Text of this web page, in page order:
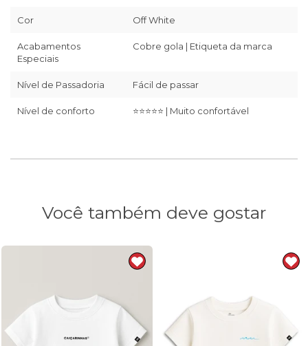
Cor Off White
Acabamentos
Especiais
Cobre gola | Etiqueta da marca
Nível de Passadoria Fácil de passar
Nível de conforto ⭐⭐⭐⭐⭐ | Muito confortável
Você também deve gostar